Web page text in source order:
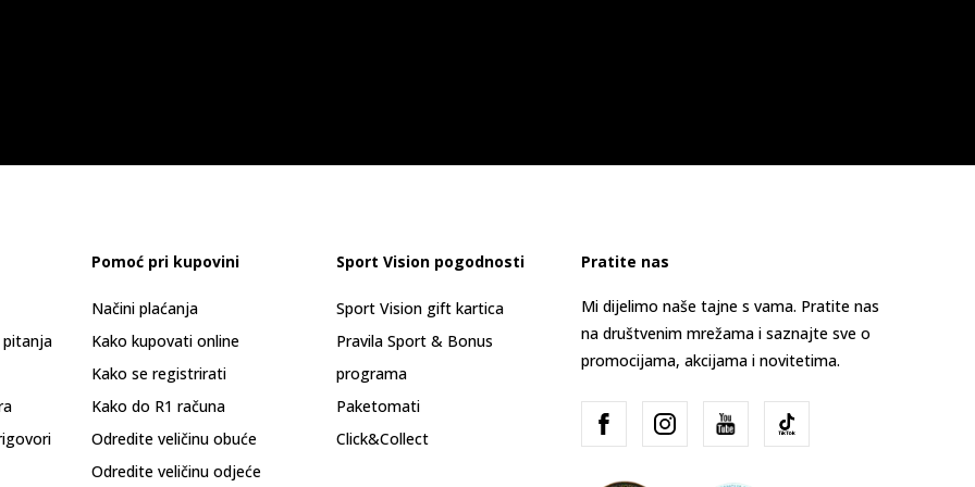
pitanja
Pomoć pri kupovini
Načini plaćanja
Kako kupovati online
Kako se registrirati
Kako do R1 računa
Odredite veličinu obuće
Odredite veličinu odjeće
Sport Vision pogodnosti
Sport Vision gift kartica
Pravila Sport & Bonus
programa
Paketomati
Click&Collect
Pratite nas
Mi dijelimo naše tajne s vama. Pratite nas
na društvenim mrežama i saznajte sve o
promocijama, akcijama i novitetima.